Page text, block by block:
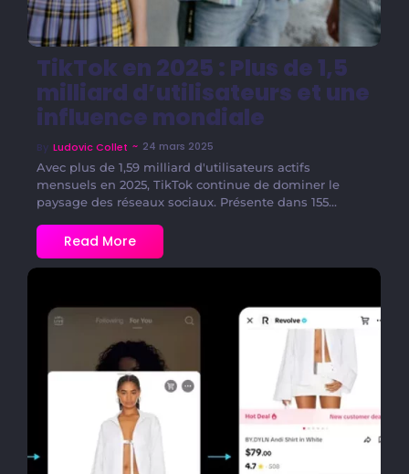
TikTok en 2025 : Plus de 1,5
milliard d’utilisateurs et une
influence mondiale
By Ludovic Collet ~ 24 mars 2025
Avec plus de 1,59 milliard d'utilisateurs actifs
mensuels en 2025, TikTok continue de dominer le
paysage des réseaux sociaux. Présente dans 155...
Read More